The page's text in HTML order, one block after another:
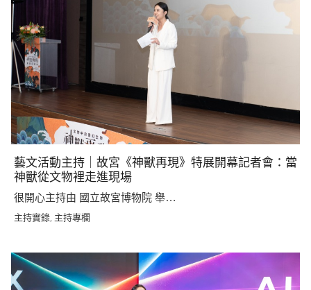
藝文活動主持｜故宮《神獸再現》特展開幕記者會：當
神獸從文物裡走進現場
很開心主持由 國立故宮博物院 舉…
主持實錄 主持專欄